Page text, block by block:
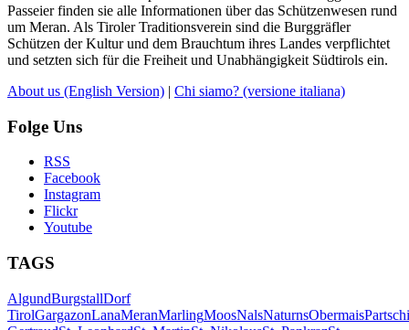
Passeier finden sie alle Informationen über das Schützenwesen rund
um Meran. Als Tiroler Traditionsverein sind die Burggräfler
Schützen der Kultur und dem Brauchtum ihres Landes verpflichtet
und setzten sich für die Freiheit und Unabhängigkeit Südtirols ein.
About us (English Version) | Chi siamo? (versione italiana)
Folge Uns
RSS
Facebook
Instagram
Flickr
Youtube
TAGS
AlgundBurgstallDorf
TirolGargazonLanaMeranMarlingMoosNalsNaturnsObermais